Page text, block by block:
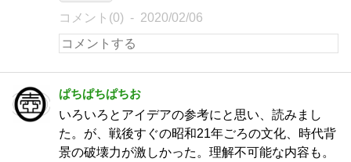
コメント(0) 2020/02/06
ぱちぱちぱちお
いろいろとアイデアの参考にと思い、読みまし
た。が、戦後すぐの昭和21年ごろの文化、時代背
景の破壊力が激しかった。理解不可能な内容も。